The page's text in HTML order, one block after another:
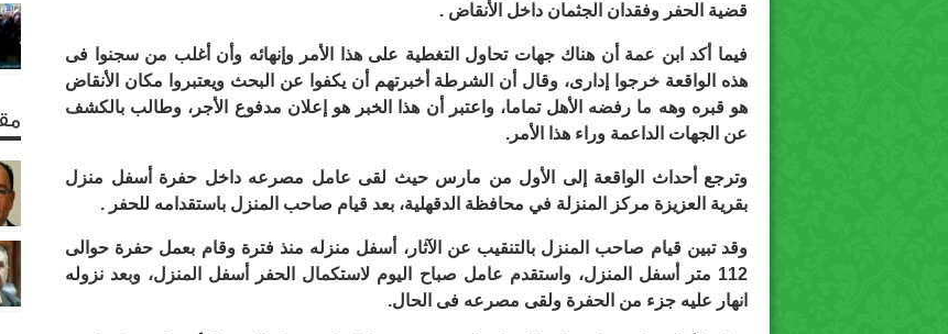
قضية الحفر وفقدان الجثمان داخل الأنقاض .
فيما أكد ابن عمة أن هناك جهات تحاول التغطية على هذا الأمر وإنهائه وأن أغلب من سجنوا فى
هذه الواقعة خرجوا إدارى، وقال أن الشرطة أخبرتهم أن يكفوا عن البحث ويعتبروا مكان الأنقاض
هو قبره وهه ما رفضه الأهل تماما، واعتبر أن هذا الخبر هو إعلان مدفوع الأجر، وطالب بالكشف
عن الجهات الداعمة وراء هذا الأمر.
وترجع أحداث الواقعة إلى الأول من مارس حيث لقى عامل مصرعه داخل حفرة أسفل منزل
بقرية العزيزة مركز المنزلة في محافظة الدقهلية، بعد قيام صاحب المنزل باستقدامه للحفر .
وقد تبين قيام صاحب المنزل بالتنقيب عن الآثار، أسفل منزله منذ فترة وقام بعمل حفرة حوالى
112 متر أسفل المنزل، واستقدم عامل صباح اليوم لاستكمال الحفر أسفل المنزل، وبعد نزوله
انهار عليه جزء من الحفرة ولقى مصرعه فى الحال.